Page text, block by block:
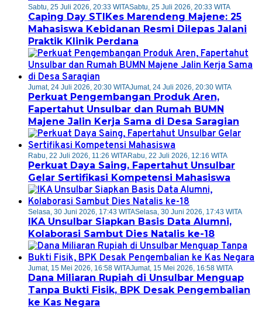
Sabtu, 25 Juli 2026, 20:33 WITASabtu, 25 Juli 2026, 20:33 WITA
Caping Day STIKes Marendeng Majene: 25
Mahasiswa Kebidanan Resmi Dilepas Jalani
Praktik Klinik Perdana
Jumat, 24 Juli 2026, 20:30 WITAJumat, 24 Juli 2026, 20:30 WITA
Perkuat Pengembangan Produk Aren,
Fapertahut Unsulbar dan Rumah BUMN
Majene Jalin Kerja Sama di Desa Saragian
Rabu, 22 Juli 2026, 11:26 WITARabu, 22 Juli 2026, 12:16 WITA
Perkuat Daya Saing, Fapertahut Unsulbar
Gelar Sertifikasi Kompetensi Mahasiswa
Selasa, 30 Juni 2026, 17:43 WITASelasa, 30 Juni 2026, 17:43 WITA
IKA Unsulbar Siapkan Basis Data Alumni,
Kolaborasi Sambut Dies Natalis ke-18
Jumat, 15 Mei 2026, 16:58 WITAJumat, 15 Mei 2026, 16:58 WITA
Dana Miliaran Rupiah di Unsulbar Menguap
Tanpa Bukti Fisik, BPK Desak Pengembalian
ke Kas Negara